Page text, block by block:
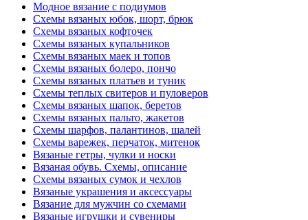
Модное вязание с подиумов
Схемы вязаных юбок, шорт, брюк
Схемы вязаных кофточек
Схемы вязаных купальников
Схемы вязаных маек и топов
Схемы вязаных болеро, пончо
Схемы вязаных платьев и туник
Схемы теплых свитеров и пуловеров
Схемы вязаных шапок, беретов
Схемы вязаных пальто, жакетов
Схемы шарфов, палантинов, шалей
Схемы варежек, перчаток, митенок
Вязаные гетры, чулки и носки
Вязаная обувь. Схемы, описание
Схемы вязаных сумок и чехлов
Вязаные украшения и аксессуары
Вязание для мужчин со схемами
Вязаные игрушки и сувениры